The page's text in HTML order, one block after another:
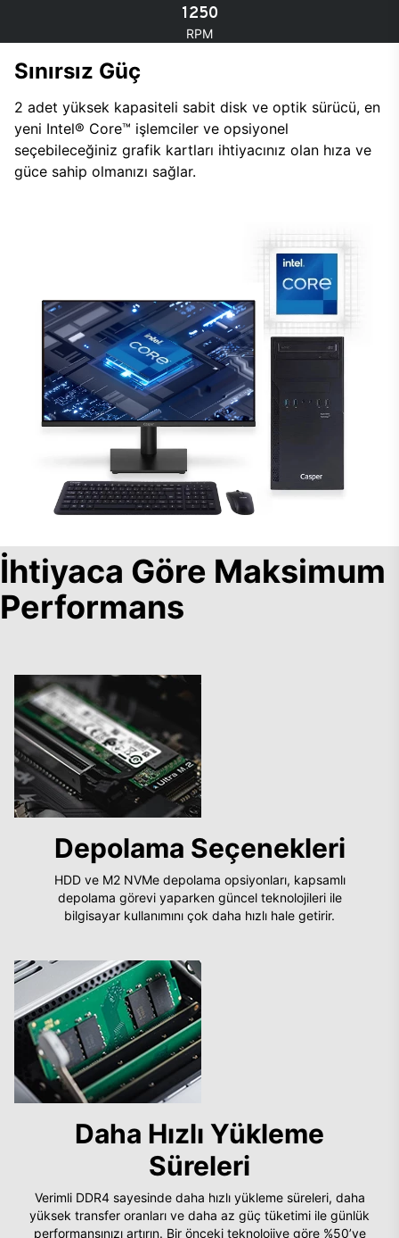
1250
RPM
Sınırsız Güç
2 adet yüksek kapasiteli sabit disk ve optik sürücü, en
yeni Intel® Core™ işlemciler ve opsiyonel
seçebileceğiniz grafik kartları ihtiyacınız olan hıza ve
güce sahip olmanızı sağlar.
İhtiyaca Göre Maksimum
Performans
Depolama Seçenekleri
HDD ve M2 NVMe depolama opsiyonları, kapsamlı
depolama görevi yaparken güncel teknolojileri ile
bilgisayar kullanımını çok daha hızlı hale getirir.
Daha Hızlı Yükleme
Süreleri
Verimli DDR4 sayesinde daha hızlı yükleme süreleri, daha
yüksek transfer oranları ve daha az güç tüketimi ile günlük
performansınızı artırın. Bir önceki teknolojiye göre %50’ye